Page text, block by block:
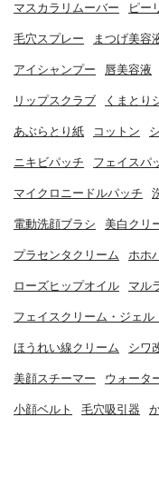
マスカラリムーバー ピー
毛穴スプレー まつげ美容
アイシャンプー 唇美容液
リップスクラブ くまとり
あぶらとり紙 コットン
ニキビパッチ フェイスパ
マイクロニードルパッチ
電動洗顔ブラシ 美白クリ
プラセンタクリーム ホホ
ローズヒップオイル マル
フェイスクリーム・ジェル
ほうれい線クリーム シワ
美顔スチーマー ウォータ
小顔ベルト 毛穴吸引器